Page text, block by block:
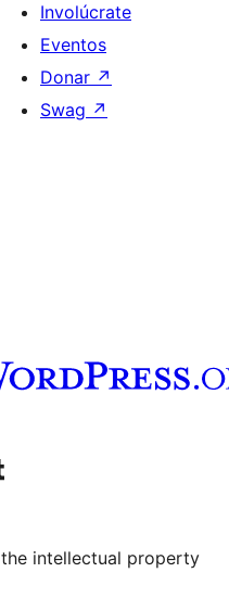
Involúcrate
Eventos
Donar ↗
Swag ↗
de YouTube
cuenta de Tumblr
intellectual property